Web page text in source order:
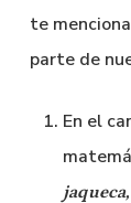
te
parte de
En el